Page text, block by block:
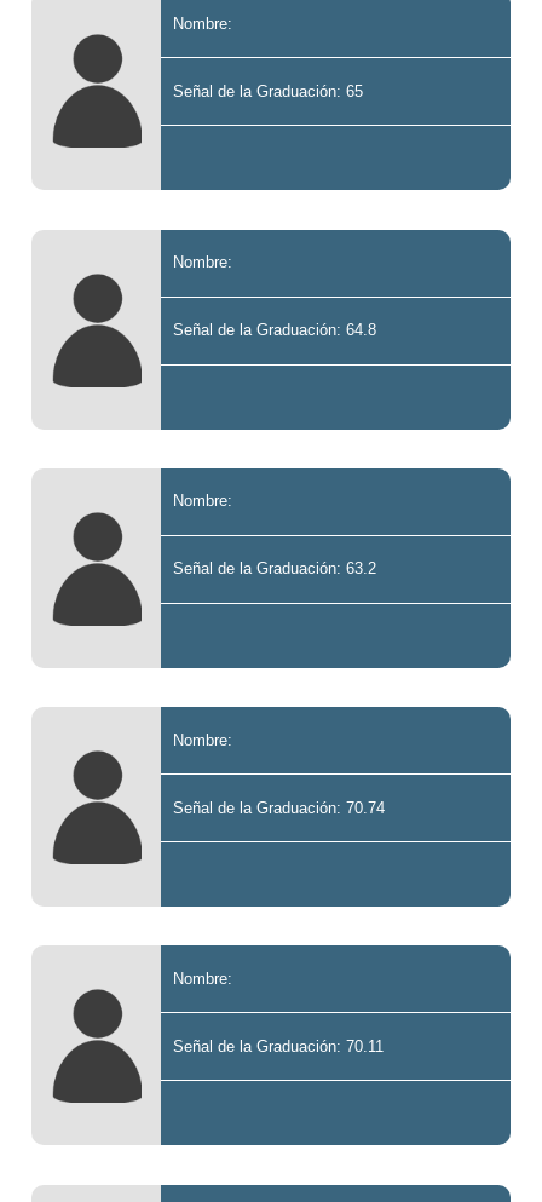
Nombre:
Señal de la Graduación: 65
Nombre:
Señal de la Graduación: 64.8
Nombre:
Señal de la Graduación: 63.2
Nombre:
Señal de la Graduación: 70.74
Nombre:
Señal de la Graduación: 70.11